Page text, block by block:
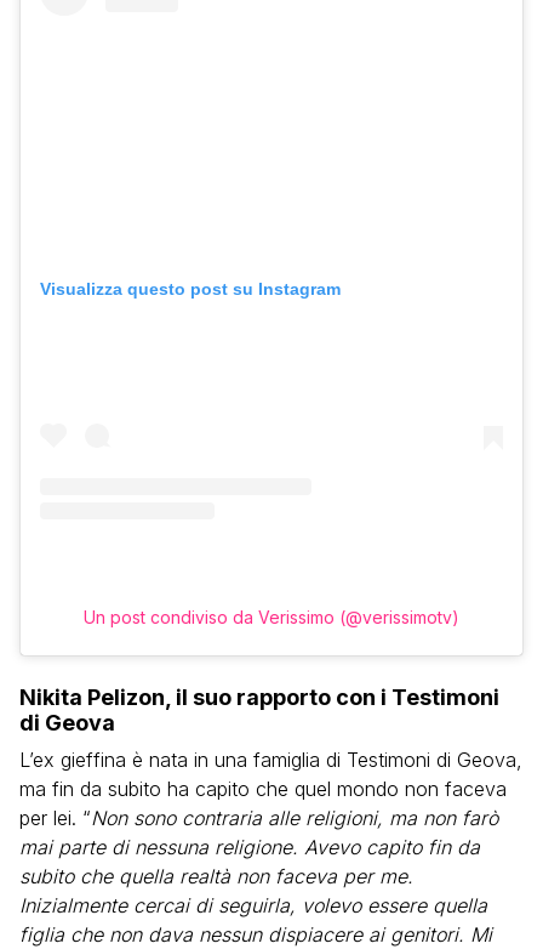
Visualizza questo post su Instagram
Un post condiviso da Verissimo (@verissimotv)
Nikita Pelizon, il suo rapporto con i Testimoni
di Geova
L’ex gieffina è nata in una famiglia di Testimoni di Geova,
ma fin da subito ha capito che quel mondo non faceva
per lei. “Non sono contraria alle religioni, ma non farò
mai parte di nessuna religione. Avevo capito fin da
subito che quella realtà non faceva per me.
Inizialmente cercai di seguirla, volevo essere quella
figlia che non dava nessun dispiacere ai genitori. Mi